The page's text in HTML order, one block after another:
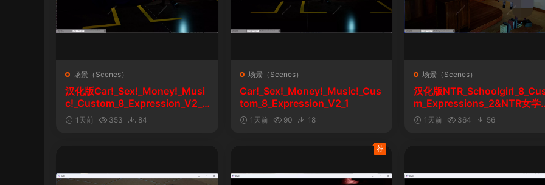
场景（Scenes）
汉化版Car!_Sex!_Money!_Musi
c!_Custom_8_Expression_V2_1
&车！性！钱！音乐！自定义表情
1天前 353 84
场景（Scenes）
Car!_Sex!_Money!_Music!_Cus
tom_8_Expression_V2_1
1天前 90 18
场景（Scenes）
汉化版
m_Expressions_2&NTR女学
自定义表情
1天前 364 56
荐